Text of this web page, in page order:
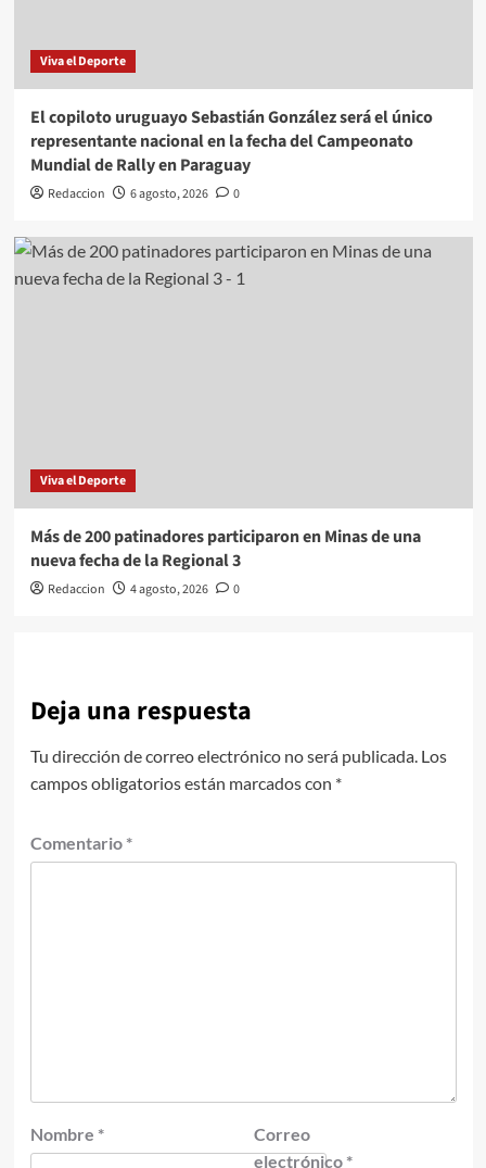
Viva el Deporte
El copiloto uruguayo Sebastián González será el único
representante nacional en la fecha del Campeonato
Mundial de Rally en Paraguay
Redaccion 6 agosto, 2026 0
Viva el Deporte
Más de 200 patinadores participaron en Minas de una
nueva fecha de la Regional 3
Redaccion 4 agosto, 2026 0
Deja una respuesta
Tu dirección de correo electrónico no será publicada. Los
campos obligatorios están marcados con *
Comentario *
Nombre *
Correo
electrónico *